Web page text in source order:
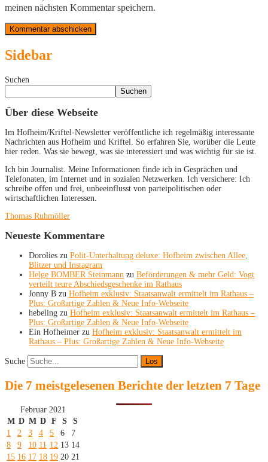
meinen nächsten Kommentar speichern.
Sidebar
Suchen
Suchen
Über diese Webseite
Im Hofheim/Kriftel-Newsletter veröffentliche ich regelmäßig interessante
Nachrichten aus Hofheim und Kriftel. So erfahren Sie, worüber die Leute
hier reden. Was sie bewegt, was sie interessiert und was wichtig für sie ist.
Ich bin Journalist. Meine Informationen finde ich in Gesprächen und
Telefonaten, im Internet und in sozialen Netzwerken. Ich versichere: Ich
schreibe offen und frei, unbeeinflusst von parteipolitischen oder
wirtschaftlichen Interessen.
Thomas Ruhmöller
Neueste Kommentare
Dorolies zu Polit-Unterhaltung deluxe: Hofheim zwischen Allee,
Blitzer und Instagram
Helge BOMBER Steinmann zu Beförderungen & mehr Geld: Vogt
verteilt teure Abschiedsgeschenke im Rathaus
Jonny B zu Hofheim exklusiv: Staatsanwalt ermittelt im Rathaus –
Plus: Großartige Zahlen & Neue Info-Webseite
hebeling zu Hofheim exklusiv: Staatsanwalt ermittelt im Rathaus –
Plus: Großartige Zahlen & Neue Info-Webseite
Ein Hofheimer zu Hofheim exklusiv: Staatsanwalt ermittelt im
Rathaus – Plus: Großartige Zahlen & Neue Info-Webseite
Suche
Die 7 meistgelesenen Berichte der letzten 7 Tage
Februar 2021
M D M D F S
S
1
2 3 4 5 6
7
8
9 10 11 12 13 14
15 16 17 18 19 20 21